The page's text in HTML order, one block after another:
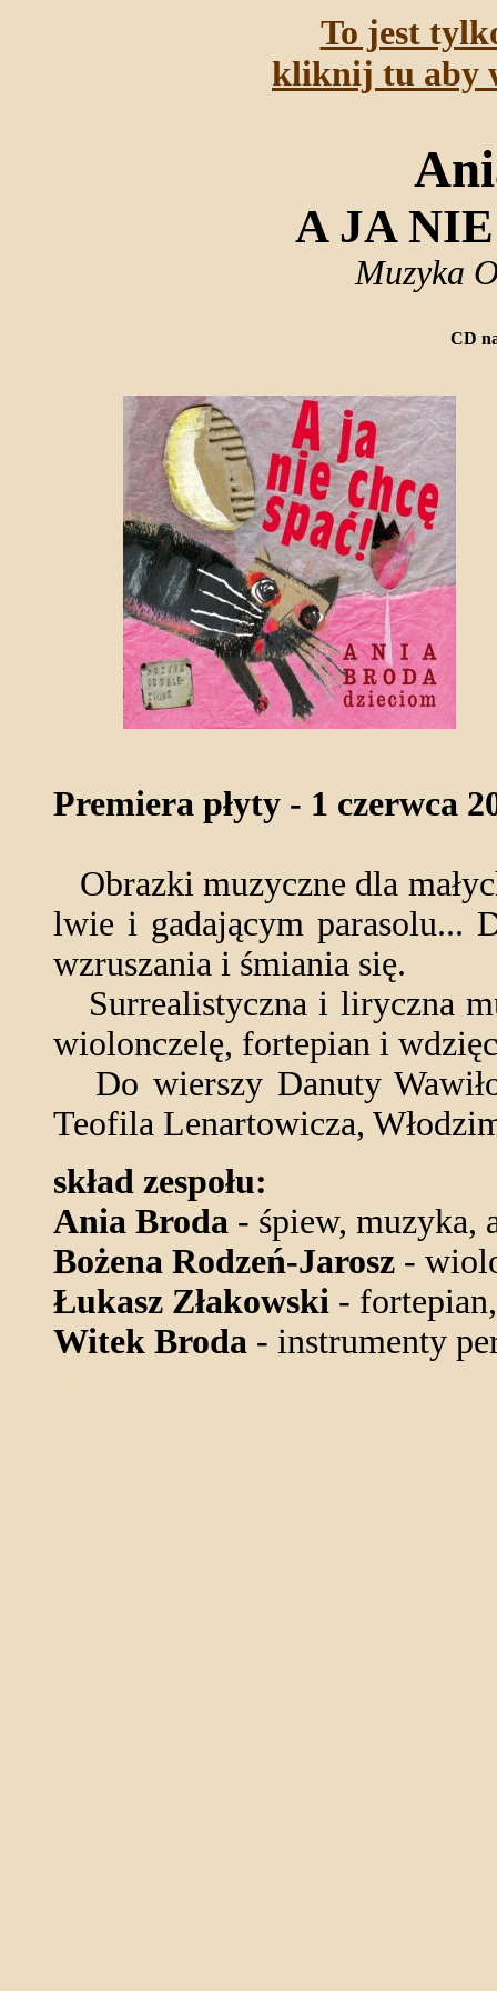
To jest
kliknij tu aby
A JA
Muzyka
CD
Premiera płyty - 1 czerwca
Obrazki muzyczne dla
lwie i gadającym parasolu...
wzruszania i śmiania się.
Surrealistyczna i liryczna
wiolonczelę, fortepian i
Do wierszy Danuty
Teofila Lenartowicza,
skład zespołu:
Ania Broda - śpiew, muzyka,
Bożena Rodzeń-Jarosz -
Łukasz Złakowski -
Witek Broda - instrumenty